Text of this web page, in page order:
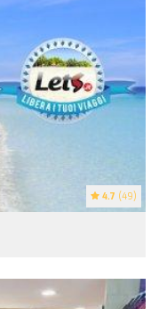
4.7 (49)